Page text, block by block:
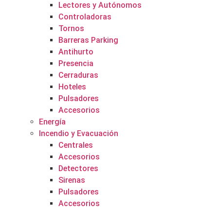
Lectores y Autónomos
Controladoras
Tornos
Barreras Parking
Antihurto
Presencia
Cerraduras
Hoteles
Pulsadores
Accesorios
Energía
Incendio y Evacuación
Centrales
Accesorios
Detectores
Sirenas
Pulsadores
Accesorios